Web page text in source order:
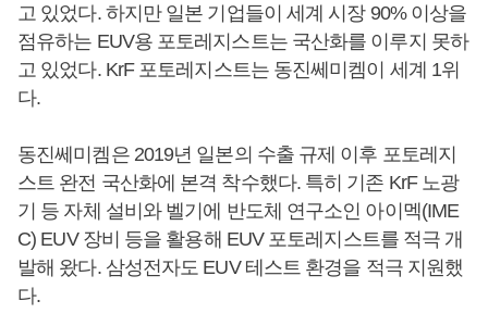
고 있었다. 하지만 일본 기업들이 세계 시장 90% 이상을
점유하는 EUV용 포토레지스트는 국산화를 이루지 못하
고 있었다. KrF 포토레지스트는 동진쎄미켐이 세계 1위
다.
동진쎄미켐은 2019년 일본의 수출 규제 이후 포토레지
스트 완전 국산화에 본격 착수했다. 특히 기존 KrF 노광
기 등 자체 설비와 벨기에 반도체 연구소인 아이멕(IME
C) EUV 장비 등을 활용해 EUV 포토레지스트를 적극 개
발해 왔다. 삼성전자도 EUV 테스트 환경을 적극 지원했
다.